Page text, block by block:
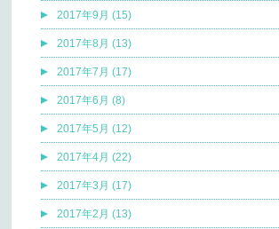
2017年9月 (15)
2017年8月 (13)
2017年7月 (17)
2017年6月 (8)
2017年5月 (12)
2017年4月 (22)
2017年3月 (17)
2017年2月 (13)